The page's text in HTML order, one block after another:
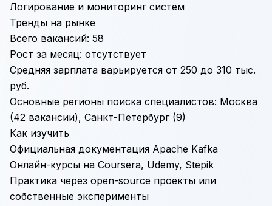
Логирование и мониторинг систем
Тренды на рынке
Всего вакансий: 58
Рост за месяц: отсутствует
Средняя зарплата варьируется от 250 до 310 тыс.
руб.
Основные регионы поиска специалистов: Москва
(42 вакансии), Санкт-Петербург (9)
Как изучить
Официальная документация Apache Kafka
Онлайн-курсы на Coursera, Udemy, Stepik
Практика через open-source проекты или
собственные эксперименты